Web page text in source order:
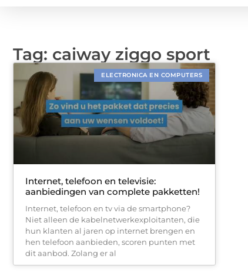
Tag: caiway ziggo sport
ELECTRONICA EN COMPUTERS
Internet, telefoon en televisie:
aanbiedingen van complete pakketten!
Internet, telefoon en tv via de smartphone?
Niet alleen de kabelnetwerkexploitanten, die
hun klanten al jaren op internet brengen en
hen telefoon aanbieden, scoren punten met
dit aanbod. Zolang er al